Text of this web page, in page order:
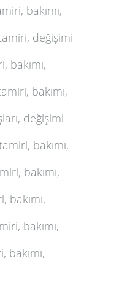
bakımı,
değişimi
bakımı,
bakımı,
değişimi
, bakımı,
bakımı,
bakımı,
, bakımı,
bakımı,